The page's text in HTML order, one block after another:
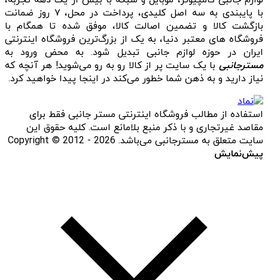
با پایبندی به سه اصل کلیدی، پرداخت در محل، ۷ روز ضمانت
بازگشت کالا و تضمین اصالت کالا، موفق شده تا همگام با
فروشگاه‌ های معتبر دنیا، به یک از بزرگ‌ترین فروشگاه اینترنتی
ایران در حوزه لوازم جانبی تبدیل شود. به محض ورود به
مسترجانبی با یک سایت پر از کالا رو به رو می‌شوید! هر آنچه که
نیاز دارید و به ذهن شما خطور می‌کند در اینجا پیدا خواهید کرد.
استفاده از مطالب فروشگاه اینترنتی مستر جانبی فقط برای
مقاصد غیرتجاری و با ذکر منبع بلامانع است. کلیه حقوق این
سایت متعلق به مسترجانبی می‌باشد. Copyright © 2012 - 2026
پیش‌نمایش